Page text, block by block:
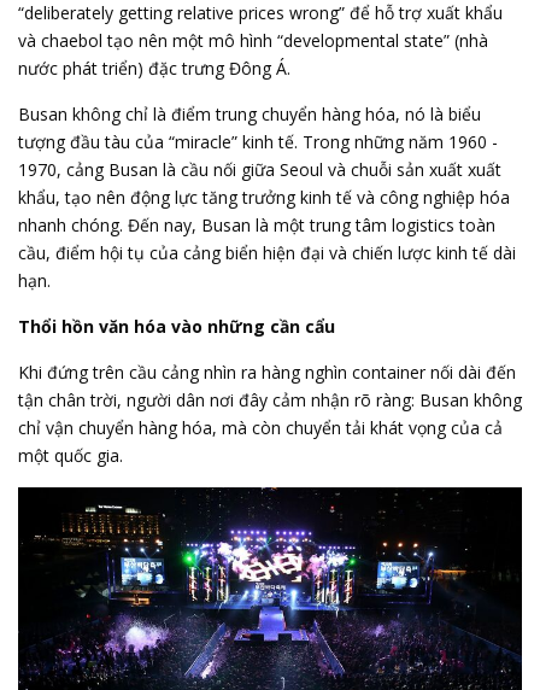
“deliberately getting relative prices wrong” để hỗ trợ xuất khẩu
và chaebol tạo nên một mô hình “developmental state” (nhà
nước phát triển) đặc trưng Đông Á.
Busan không chỉ là điểm trung chuyển hàng hóa, nó là biểu
tượng đầu tàu của “miracle” kinh tế. Trong những năm 1960 -
1970, cảng Busan là cầu nối giữa Seoul và chuỗi sản xuất xuất
khẩu, tạo nên động lực tăng trưởng kinh tế và công nghiệp hóa
nhanh chóng. Đến nay, Busan là một trung tâm logistics toàn
cầu, điểm hội tụ của cảng biển hiện đại và chiến lược kinh tế dài
hạn.
Thổi hồn văn hóa vào những cần cẩu
Khi đứng trên cầu cảng nhìn ra hàng nghìn container nối dài đến
tận chân trời, người dân nơi đây cảm nhận rõ ràng: Busan không
chỉ vận chuyển hàng hóa, mà còn chuyển tải khát vọng của cả
một quốc gia.